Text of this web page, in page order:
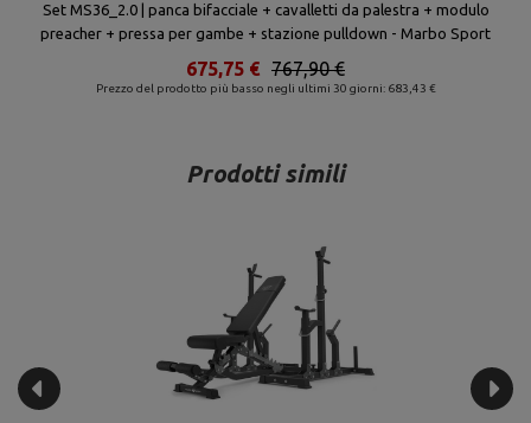
Set MS36_2.0 | panca bifacciale + cavalletti da palestra + modulo
preacher + pressa per gambe + stazione pulldown - Marbo Sport
Prezzo del prodotto più basso negli ultimi 30 giorni: 683,43 €
767,90 €
675,75 €
Prodotti simili